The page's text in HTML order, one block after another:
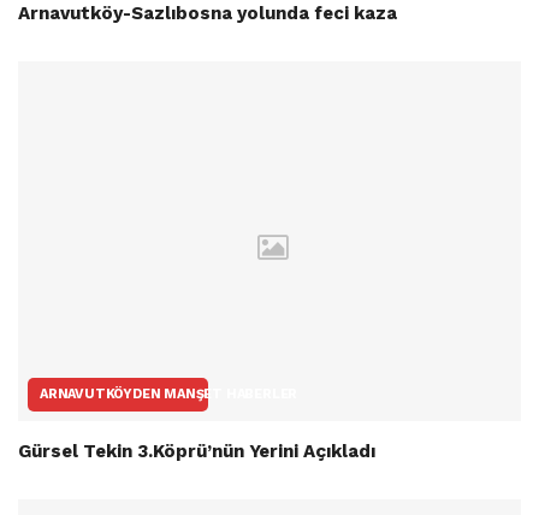
Arnavutköy-Sazlıbosna yolunda feci kaza
ARNAVUTKÖYDEN MANŞET HABERLER
Gürsel Tekin 3.Köprü’nün Yerini Açıkladı